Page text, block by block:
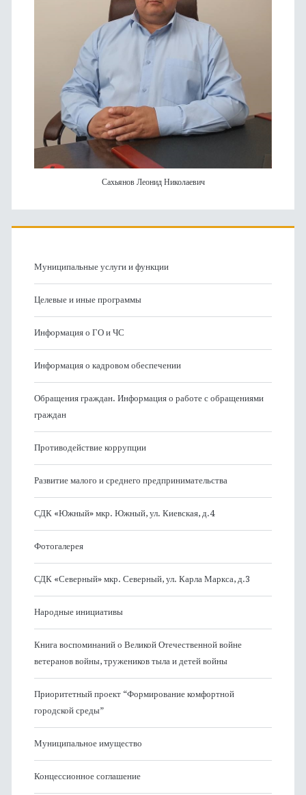
Сахьянов Леонид Николаевич
Муниципальные услуги и функции
Целевые и иные программы
Информация о ГО и ЧС
Информация о кадровом обеспечении
Обращения граждан. Информация о работе с обращениями
граждан
Противодействие коррупции
Развитие малого и среднего предпринимательства
СДК «Южный» мкр. Южный, ул. Киевская, д.4
Фотогалерея
СДК «Северный» мкр. Северный, ул. Карла Маркса, д.3
Народные инициативы
Книга воспоминаний о Великой Отечественной войне
ветеранов войны, тружеников тыла и детей войны
Приоритетный проект “Формирование комфортной
городской среды”
Муниципальное имущество
Концессионное соглашение